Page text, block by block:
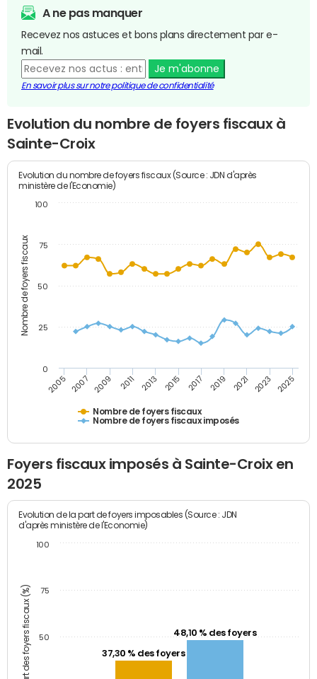
A ne pas manquer
Recevez nos astuces et bons plans directement par e-
mail.
Je m'abonne
En savoir plus sur notre politique de confidentialité
Evolution du nombre de foyers fiscaux à
Sainte-Croix
Nombre de foyers fiscaux
Evolution du nombre de foyers fiscaux (Source : JDN d'après
ministère de l'Economie)
Nombre de foyers fiscaux
Nombre de foyers fiscaux imposés
2005 2007 2009 2011 2013 2015 2017 2019 2021 2023 2025
0
25
50
75
100
Foyers fiscaux imposés à Sainte-Croix en
2025
Part des foyers fiscaux (%)
Evolution de la part de foyers imposables (Source : JDN
d'après ministère de l'Economie)
37,30 % des foyers
48,10 % des foyers
50
75
100